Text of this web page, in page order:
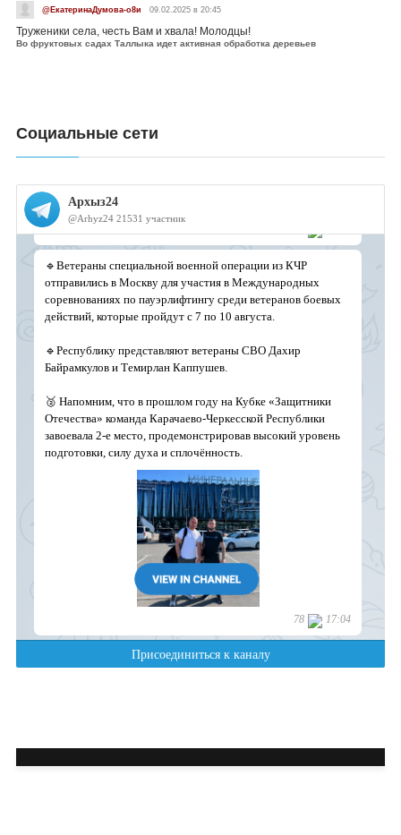
@ЕкатеринаДумова-о8и 09.02.2025 в 20:45
Труженики села, честь Вам и хвала! Молодцы!
Во фруктовых садах Таллыка идет активная обработка деревьев
Социальные сети